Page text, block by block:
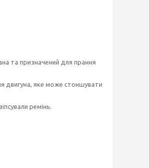
та призначений для прання
двигуна, яке може стоншувати
ремінь.